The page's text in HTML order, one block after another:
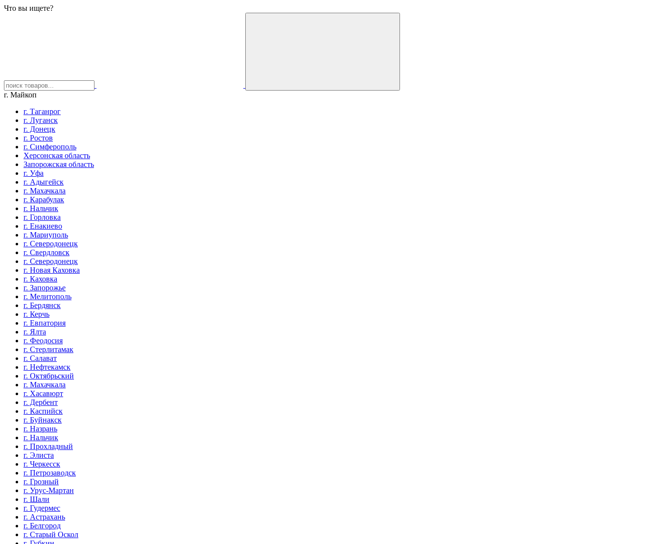
Что вы ищете?
г. Майкоп
г. Таганрог
г. Луганск
г. Донецк
г. Ростов
г. Симферополь
Херсонская область
Запорожская область
г. Уфа
г. Адыгейск
г. Махачкала
г. Карабулак
г. Нальчик
г. Горловка
г. Енакиево
г. Мариуполь
г. Северодонецк
г. Свердловск
г. Северодонецк
г. Новая Каховка
г. Каховка
г. Запорожье
г. Мелитополь
г. Бердянск
г. Керчь
г. Евпатория
г. Ялта
г. Феодосия
г. Стерлитамак
г. Салават
г. Нефтекамск
г. Октябрьский
г. Махачкала
г. Хасавюрт
г. Дербент
г. Каспийск
г. Буйнакск
г. Назрань
г. Нальчик
г. Прохладный
г. Элиста
г. Черкесск
г. Петрозаводск
г. Грозный
г. Урус-Мартан
г. Шали
г. Гудермес
г. Астрахань
г. Белгород
г. Старый Оскол